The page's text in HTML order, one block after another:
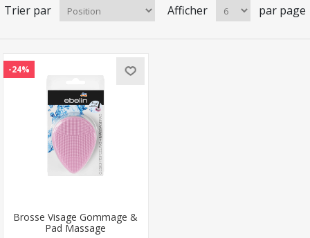
Trier par Afficher par page
-24%
Brosse Visage Gommage &
Pad Massage